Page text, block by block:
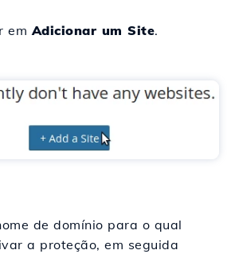
emAdicionar um Site.
de domínio para o qual
a proteção, em seguida